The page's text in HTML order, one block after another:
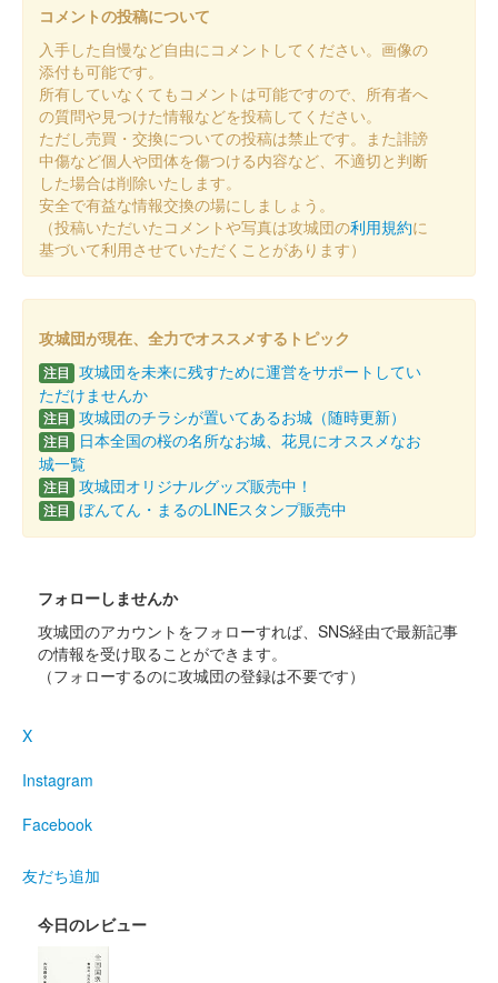
コメントの投稿について
入手した自慢など自由にコメントしてください。画像の
添付も可能です。
所有していなくてもコメントは可能ですので、所有者へ
の質問や見つけた情報などを投稿してください。
ただし売買・交換についての投稿は禁止です。また誹謗
中傷など個人や団体を傷つける内容など、不適切と判断
した場合は削除いたします。
安全で有益な情報交換の場にしましょう。
（投稿いただいたコメントや写真は攻城団の利用規約に
基づいて利用させていただくことがあります）
攻城団が現在、全力でオススメするトピック
注目 攻城団を未来に残すために運営をサポートしてい
ただけませんか
注目 攻城団のチラシが置いてあるお城（随時更新）
注目
日本全国の桜の名所なお城、花見にオススメなお
城一覧
注目 攻城団オリジナルグッズ販売中！
注目 ぼんてん・まるのLINEスタンプ販売中
フォローしませんか
攻城団のアカウントをフォローすれば、SNS経由で最新記事
の情報を受け取ることができます。
（フォローするのに攻城団の登録は不要です）
X
Instagram
Facebook
友だち追加
今日のレビュー